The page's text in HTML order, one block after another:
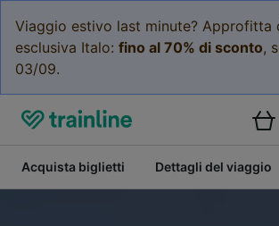
Viaggio estivo last minute? Approfitta
esclusiva Italo: fino al 70% di sconto,
03/09.
Acquista biglietti Dettagli del viaggio